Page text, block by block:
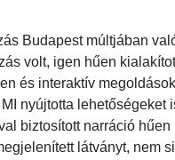
Budapest múltjában
volt, igen hűen
és interaktív
nyújtotta lehetőségeket
biztosított narráció hűen
látványt, nem